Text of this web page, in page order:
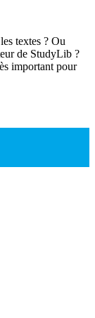
textes ? Ou
de StudyLib ?
important pour